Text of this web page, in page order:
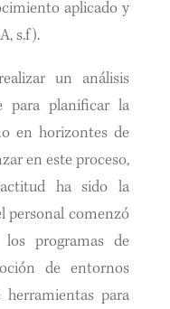
aplicado y
s.f).
un análisis
para planificar la
en horizontes de
en este proceso,
ha sido la
personal comenzó
programas de
de entornos
para